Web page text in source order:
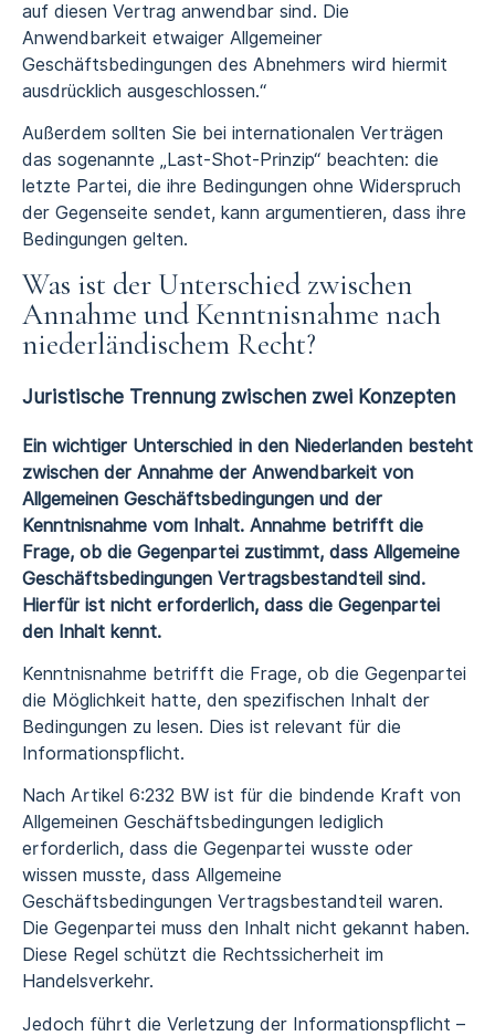
auf diesen Vertrag anwendbar sind. Die
Anwendbarkeit etwaiger Allgemeiner
Geschäftsbedingungen des Abnehmers wird hiermit
ausdrücklich ausgeschlossen.“
Außerdem sollten Sie bei internationalen Verträgen
das sogenannte „Last-Shot-Prinzip“ beachten: die
letzte Partei, die ihre Bedingungen ohne Widerspruch
der Gegenseite sendet, kann argumentieren, dass ihre
Bedingungen gelten.
Was ist der Unterschied zwischen
Annahme und Kenntnisnahme nach
niederländischem Recht?
Juristische Trennung zwischen zwei Konzepten
Ein wichtiger Unterschied in den Niederlanden besteht
zwischen der Annahme der Anwendbarkeit von
Allgemeinen Geschäftsbedingungen und der
Kenntnisnahme vom Inhalt. Annahme betrifft die
Frage, ob die Gegenpartei zustimmt, dass Allgemeine
Geschäftsbedingungen Vertragsbestandteil sind.
Hierfür ist nicht erforderlich, dass die Gegenpartei
den Inhalt kennt.
Kenntnisnahme betrifft die Frage, ob die Gegenpartei
die Möglichkeit hatte, den spezifischen Inhalt der
Bedingungen zu lesen. Dies ist relevant für die
Informationspflicht.
Nach Artikel 6:232 BW ist für die bindende Kraft von
Allgemeinen Geschäftsbedingungen lediglich
erforderlich, dass die Gegenpartei wusste oder
wissen musste, dass Allgemeine
Geschäftsbedingungen Vertragsbestandteil waren.
Die Gegenpartei muss den Inhalt nicht gekannt haben.
Diese Regel schützt die Rechtssicherheit im
Handelsverkehr.
Jedoch führt die Verletzung der Informationspflicht –